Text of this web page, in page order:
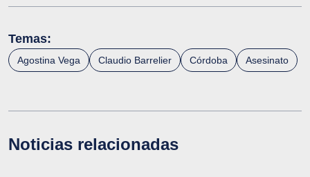
Temas:
Agostina Vega Claudio Barrelier Córdoba Asesinato
Noticias relacionadas